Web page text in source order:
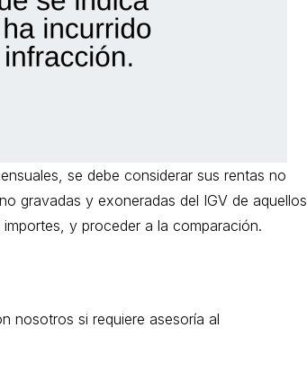
se debe considerar sus rentas no
gravadas y exoneradas del IGV de aquellos
y proceder a la comparación.
nosotros si requiere asesoría al